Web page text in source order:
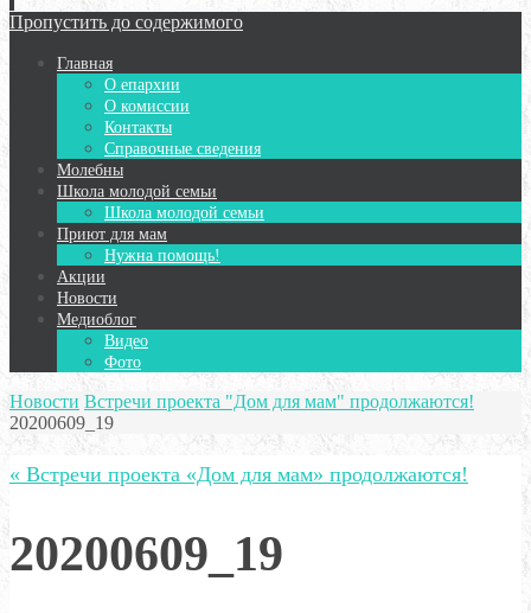
Пропустить до содержимого
Главная
О епархии
О комиссии
Контакты
Справочные сведения
Молебны
Школа молодой семьи
Школа молодой семьи
Приют для мам
Нужна помощь!
Акции
Новости
Медиоблог
Видео
Фото
Новости Встречи проекта "Дом для мам" продолжаются!
20200609_19
« Встречи проекта «Дом для мам» продолжаются!
20200609_19